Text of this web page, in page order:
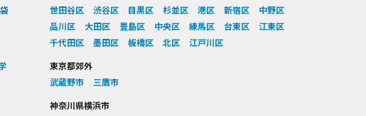
世田谷区
渋谷区 目黒区 杉並区 港区 新宿区
中野区
品川区
大田区 豊島区 中央区 練馬区 台東区
江東区
千代田区
墨田区 板橋区 北区
江戸川区
東京都郊外
武蔵野市
三鷹市
神奈川県横浜市